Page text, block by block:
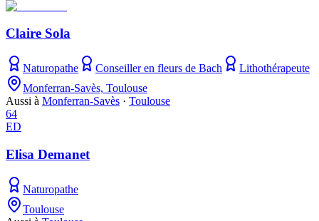
Claire Sola
Naturopathe Conseiller en fleurs de Bach
Lithothérapeute
Monferran-Savès, Toulouse
Aussi à Monferran-Savès · Toulouse
64
ED
Elisa Demanet
Naturopathe
Toulouse